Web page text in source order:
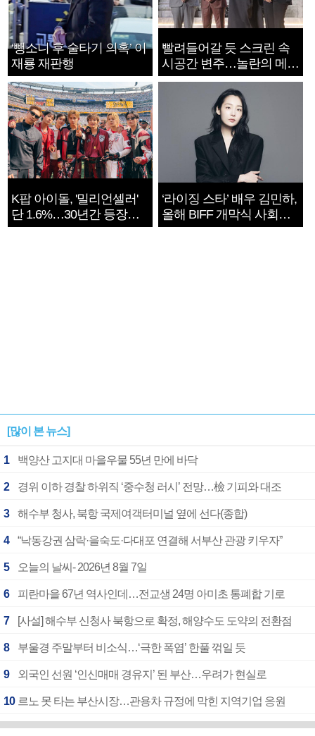
‘뺑소니 후 술타기 의혹’ 이
재룡 재판행
빨려들어갈 듯 스크린 속
시공간 변주…놀란의 메시
지는 ‘전쟁 속죄’
K팝 아이돌, '밀리언셀러'
단 1.6%…30년간 등장
1182개팀 전수조사
‘라이징 스타’ 배우 김민하,
올해 BIFF 개막식 사회자
확정
[많이 본 뉴스]
1 백양산 고지대 마을우물 55년 만에 바닥
2 경위 이하 경찰 하위직 ‘중수청 러시’ 전망…檢 기피와 대조
3 해수부 청사, 북항 국제여객터미널 옆에 선다(종합)
4 “낙동강권 삼락·을숙도·다대포 연결해 서부산 관광 키우자”
5 오늘의 날씨- 2026년 8월 7일
6 피란마을 67년 역사인데…전교생 24명 아미초 통폐합 기로
7 [사설] 해수부 신청사 북항으로 확정, 해양수도 도약의 전환점
8 부울경 주말부터 비소식…‘극한 폭염’ 한풀 꺾일 듯
9 외국인 선원 ‘인신매매 경유지’ 된 부산…우려가 현실로
10 르노 못 타는 부산시장…관용차 규정에 막힌 지역기업 응원